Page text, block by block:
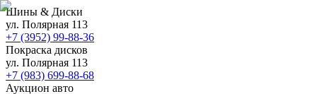
Шины & Диски
ул. Полярная 113
+7 (3952) 99-88-36
Покраска дисков
ул. Полярная 113
+7 (983) 699-88-68
Аукцион авто